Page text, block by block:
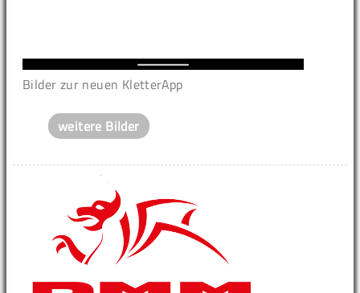
Bilder zur neuen KletterApp
weitere Bilder